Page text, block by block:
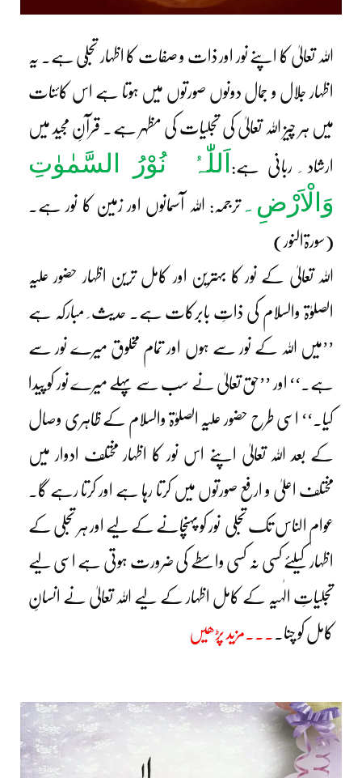
اللہ تعالیٰ کا اپنے نور اور ذات و صفات کا اظہار تجلّی ہے۔ یہ
اظہار جلال و جمال دونوں صورتوں میں ہوتا ہے اس کائنات
میں ہر چیز اللہ تعالیٰ کی تجلیات کی مظہر ہے۔ قرآنِ مجید میں
ارشاد ِ ربانی ہے: اَللّٰہُ
نُوْرُ السَّمٰوٰتِ
وَالْاَرْضِ۔ترجمہ: اللہ آسمانوں اور زمین کا نور ہے۔
(سورۃالنور)
اللہ تعالیٰ کے نور کا بہترین اور کامل ترین اظہار حضور علیہ
الصلوٰۃ والسلام کی ذاتِ بابرکات ہے۔ حدیث ِ مبارکہ ہے
’’میں اللہ کے نور سے ہوں اور تمام مخلوق میرے نور سے
ہے۔‘‘ اور ’’حق تعالیٰ نے سب سے پہلے میرے نور کو پیدا
کیا۔‘‘ اسی طرح حضور علیہ الصلوٰۃ والسلام کے ظاہری وصال
کے بعد اللہ تعالیٰ اپنے اس نور کا اظہار مختلف ادوار میں
مختلف اعلیٰ و ارفع صورتوں میں کرتا رہا ہے اور کرتا رہے گا۔
عوام الناس تک تجلی نور کو پہنچانے کے لیے اور ہر تجلی کے
اظہار کیلئے کسی نہ کسی واسطے کی ضرورت ہوتی ہے اسی لیے
تجلیاتِ الٰہیہ کے کامل اظہار کے لیے اللہ تعالیٰ نے انسانِ
کامل کو چنا۔ ۔۔۔مزید پڑھیں